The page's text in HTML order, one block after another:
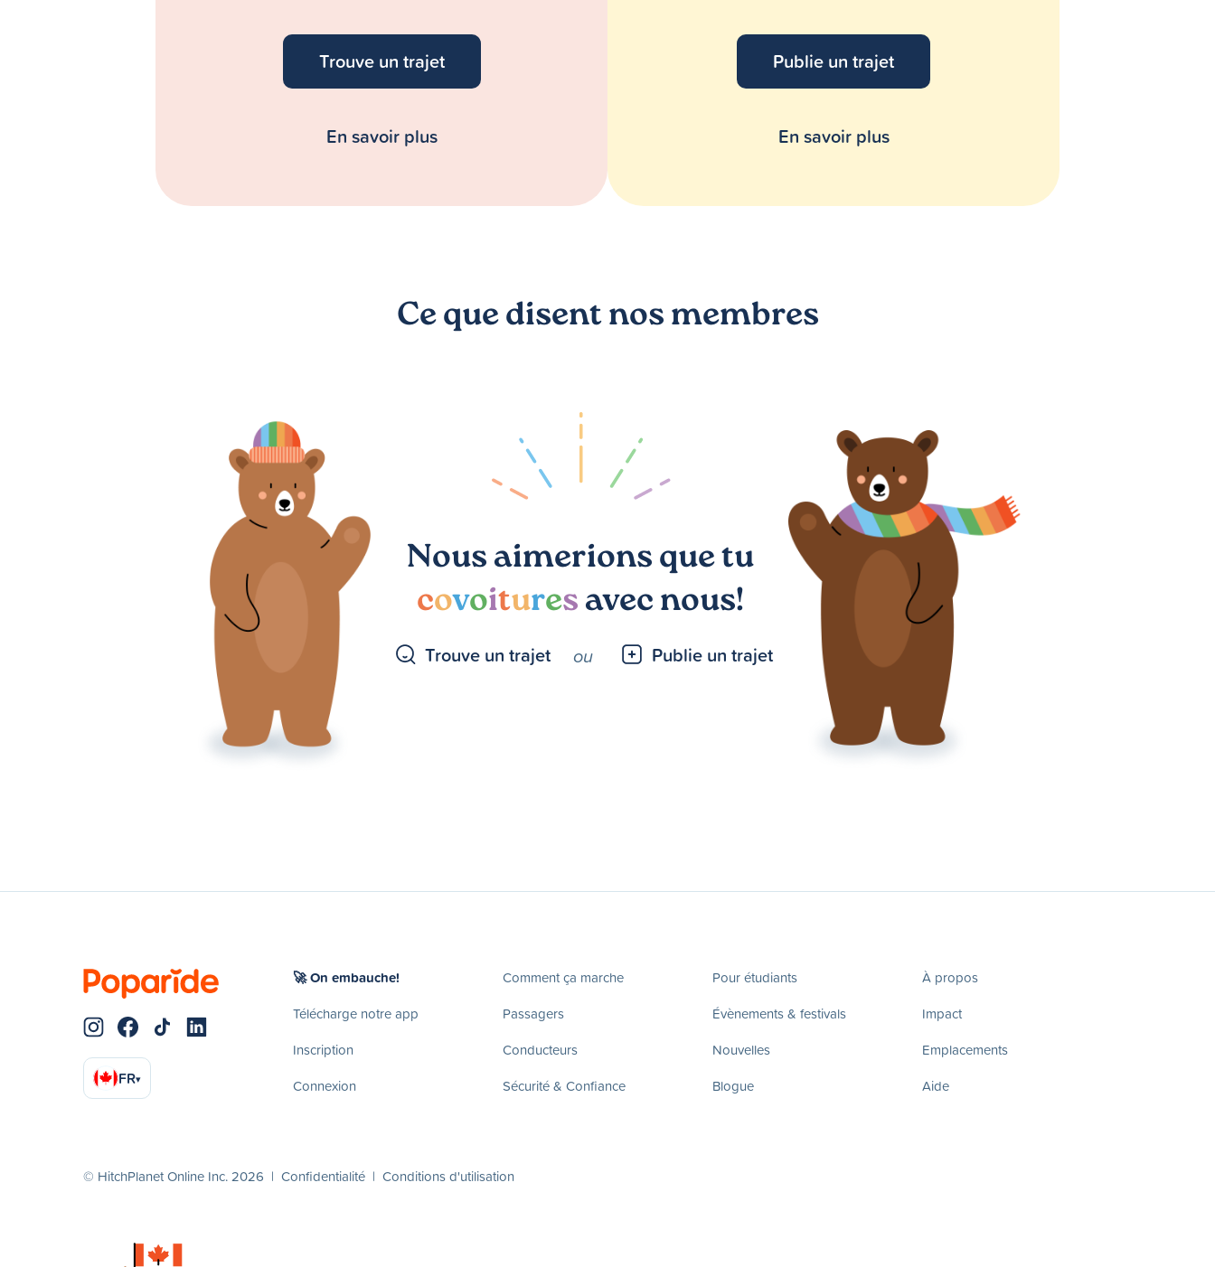
Trouve un trajet
En savoir plus
Publie un trajet
En savoir plus
Ce que disent nos membres
Nous aimerions que tu
covoituresavec nous!
Trouve un trajet ou Publie un trajet
FR▾
🚀 On embauche!
Télécharge notre app
Inscription
Connexion
Comment ça marche
Passagers
Conducteurs
Sécurité & Confiance
Pour étudiants
Évènements & festivals
Nouvelles
Blogue
À propos
Impact
Emplacements
Aide
© HitchPlanet Online Inc. 2026 | Confidentialité | Conditions d'utilisation